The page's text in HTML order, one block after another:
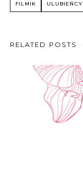
FILMIK ULUBIEŃCY
RELATED POSTS